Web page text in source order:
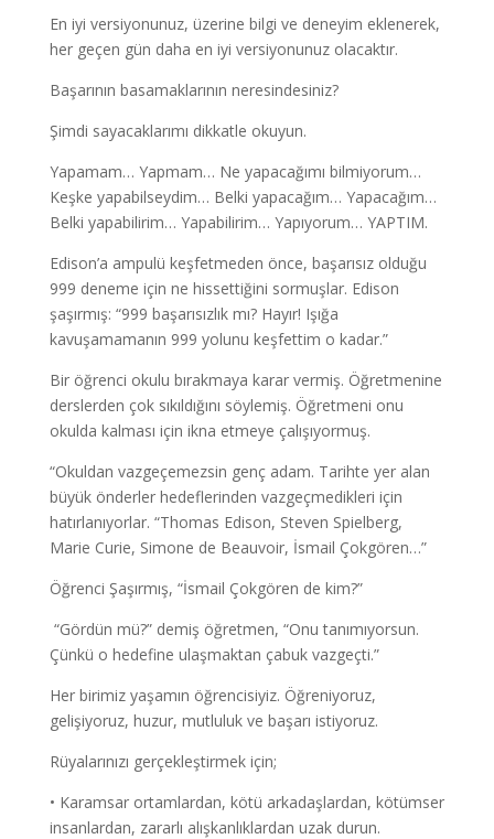
En iyi versiyonunuz, üzerine bilgi ve deneyim eklenerek,
her geçen gün daha en iyi versiyonunuz olacaktır.
Başarının basamaklarının neresindesiniz?
Şimdi sayacaklarımı dikkatle okuyun.
Yapamam… Yapmam… Ne yapacağımı bilmiyorum…
Keşke yapabilseydim… Belki yapacağım… Yapacağım…
Belki yapabilirim… Yapabilirim… Yapıyorum… YAPTIM.
Edison’a ampulü keşfetmeden önce, başarısız olduğu
999 deneme için ne hissettiğini sormuşlar. Edison
şaşırmış: “999 başarısızlık mı? Hayır! Işığa
kavuşamamanın 999 yolunu keşfettim o kadar.”
Bir öğrenci okulu bırakmaya karar vermiş. Öğretmenine
derslerden çok sıkıldığını söylemiş. Öğretmeni onu
okulda kalması için ikna etmeye çalışıyormuş.
“Okuldan vazgeçemezsin genç adam. Tarihte yer alan
büyük önderler hedeflerinden vazgeçmedikleri için
hatırlanıyorlar. “Thomas Edison, Steven Spielberg,
Marie Curie, Simone de Beauvoir, İsmail Çokgören…”
Öğrenci Şaşırmış, “İsmail Çokgören de kim?”
“Gördün mü?” demiş öğretmen, “Onu tanımıyorsun.
Çünkü o hedefine ulaşmaktan çabuk vazgeçti.”
Her birimiz yaşamın öğrencisiyiz. Öğreniyoruz,
gelişiyoruz, huzur, mutluluk ve başarı istiyoruz.
Rüyalarınızı gerçekleştirmek için;
• Karamsar ortamlardan, kötü arkadaşlardan, kötümser
insanlardan, zararlı alışkanlıklardan uzak durun.